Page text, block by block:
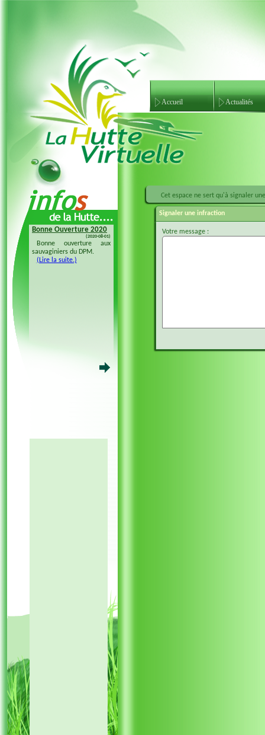
Accueil Actualités
Bonne Ouverture 2020
(2020-08-01)
Bonne ouverture aux
sauvaginiers du DPM.
(Lire la suite.)
Bonne Ouverture 2018
(2018-08-04)
Cet espace ne sert qu'à signaler
Signaler une infraction
Votre message :